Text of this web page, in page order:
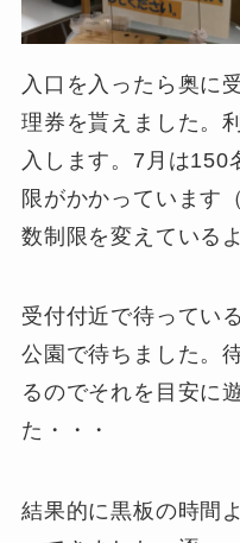
入口を入ったら奥に
理券を貰えました。
入します。7月は150
限がかかっています
数制限を変えている
受付付近で待ってい
公園で待ちました。
るのでそれを目安に
た・・・
結果的に黒板の時間